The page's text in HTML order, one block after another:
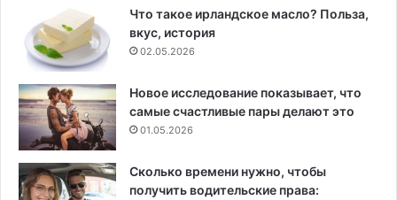
Что такое ирландское масло? Польза,
вкус, история
02.05.2026
Новое исследование показывает, что
самые счастливые пары делают это
01.05.2026
Сколько времени нужно, чтобы
получить водительские права: